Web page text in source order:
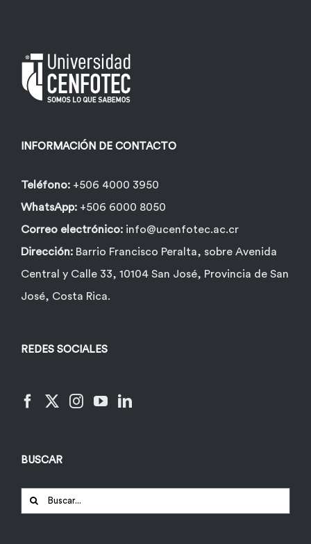
INFORMACIÓN DE CONTACTO
Teléfono: +506 4000 3950
WhatsApp: +506 6000 8050
Correo electrónico: info@ucenfotec.ac.cr
Dirección: Barrio Francisco Peralta, sobre Avenida
Central y Calle 33, 10104 San José, Provincia de San
José, Costa Rica.
REDES SOCIALES
BUSCAR
Buscar: